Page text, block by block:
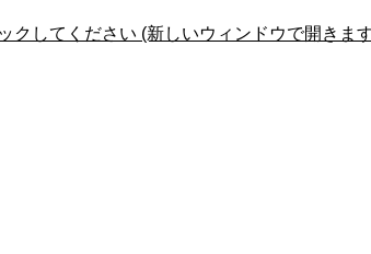
クしてください (新しいウィンドウで開きま